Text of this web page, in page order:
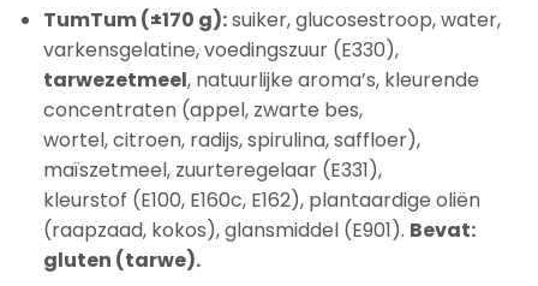
TumTum (±170 g):suiker, glucosestroop, water,
varkensgelatine, voedingszuur (E330),
tarwezetmeel, natuurlijke aroma’s, kleurende
concentraten (appel, zwarte bes,
wortel, citroen, radijs, spirulina, saffloer),
maïszetmeel, zuurteregelaar (E331),
kleurstof (E100, E160c, E162), plantaardige oliën
(raapzaad, kokos), glansmiddel (E901). Bevat:
gluten (tarwe).